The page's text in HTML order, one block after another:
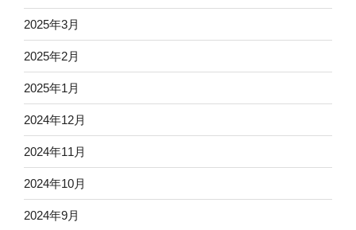
2025年3月
2025年2月
2025年1月
2024年12月
2024年11月
2024年10月
2024年9月